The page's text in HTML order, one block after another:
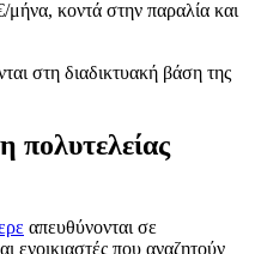
κοντά στην παραλία και
στη διαδικτυακή βάση της
πολυτελείας
απευθύνονται σε
ενοικιαστές που αναζητούν